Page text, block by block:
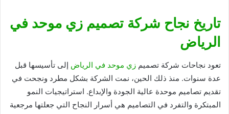
تاريخ نجاح شركة تصميم زي موحد في
الرياض
تعود نجاحات شركة تصميم زي موحد في الرياض إلى تأسيسها قبل
عدة سنوات. منذ ذلك الحين، نمت الشركة بشكل مطرد ونجحت في
تقديم تصاميم موحدة عالية الجودة والإبداع. استراتيجيات النمو
المبتكرة والتفرد في التصاميم هي أسرار النجاح التي جعلتها مرجعية